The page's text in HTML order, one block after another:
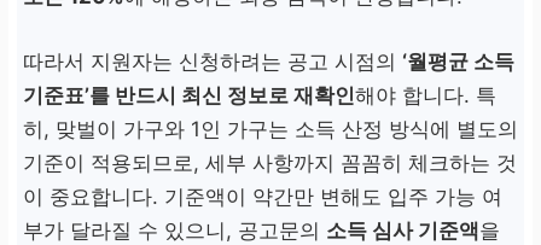
따라서 지원자는 신청하려는 공고 시점의 ‘월평균 소득
기준표’를 반드시 최신 정보로 재확인해야 합니다. 특
히, 맞벌이 가구와 1인 가구는 소득 산정 방식에 별도의
기준이 적용되므로, 세부 사항까지 꼼꼼히 체크하는 것
이 중요합니다. 기준액이 약간만 변해도 입주 가능 여
부가 달라질 수 있으니, 공고문의 소득 심사 기준액을